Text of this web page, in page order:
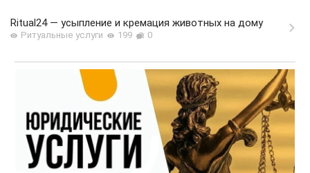
Ritual24 — усыпление и кремация животных на дому
Ритуальные услуги 199 0